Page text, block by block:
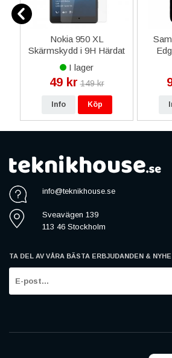
Nokia 950 XL
Skärmskydd i 9H Härdat
Glas
I lager
49 kr 149 kr
Info Köp
info@teknikhouse.se
Sveavägen 139
113 46 Stockholm
TA DEL AV VÅRA BÄSTA ERBJUDANDEN &